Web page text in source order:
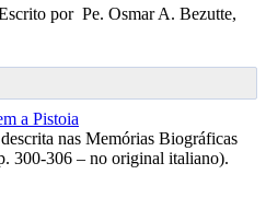
por Pe. Osmar A. Bezutte,
nas Memórias Biográficas
300-306 – no original italiano).